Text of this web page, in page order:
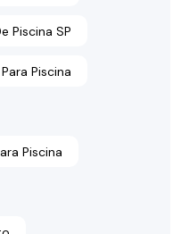
Piscina SP
Piscina
Piscina